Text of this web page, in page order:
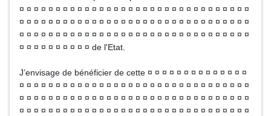
¤ ¤ ¤ ¤ ¤ ¤ ¤ ¤ ¤ ¤ ¤ ¤ ¤ ¤ ¤ ¤ ¤ ¤ ¤ ¤ ¤ ¤ ¤ ¤ ¤ ¤ ¤ ¤ ¤ ¤ ¤ ¤
¤ ¤ ¤ ¤ ¤ ¤ ¤ ¤ ¤ ¤ ¤ ¤ ¤ ¤ ¤ ¤ ¤ ¤ ¤ ¤ ¤ ¤ ¤ ¤ ¤ ¤ ¤ ¤ ¤ ¤ ¤ ¤
¤ ¤ ¤ ¤ ¤ ¤ ¤ ¤ ¤ ¤ ¤ ¤ ¤ ¤ ¤ ¤ ¤ ¤ ¤ ¤ ¤ ¤ ¤ ¤ ¤ ¤ ¤ ¤ ¤ ¤ ¤ ¤
¤ ¤ ¤ ¤ ¤ ¤ ¤ ¤ ¤ ¤ de l'Etat.
J’envisage de bénéficier de cette ¤ ¤ ¤ ¤ ¤ ¤ ¤ ¤ ¤ ¤ ¤ ¤ ¤ ¤
¤ ¤ ¤ ¤ ¤ ¤ ¤ ¤ ¤ ¤ ¤ ¤ ¤ ¤ ¤ ¤ ¤ ¤ ¤ ¤ ¤ ¤ ¤ ¤ ¤ ¤ ¤ ¤ ¤ ¤ ¤ ¤
¤ ¤ ¤ ¤ ¤ ¤ ¤ ¤ ¤ ¤ ¤ ¤ ¤ ¤ ¤ ¤ ¤ ¤ ¤ ¤ ¤ ¤ ¤ ¤ ¤ ¤ ¤ ¤ ¤ ¤ ¤ ¤
¤ ¤ ¤ ¤ ¤ ¤ ¤ ¤ ¤ ¤ ¤ ¤ ¤ ¤ ¤ ¤ ¤ ¤ ¤ ¤ ¤ ¤ ¤ ¤ ¤ ¤ ¤ ¤ ¤ ¤ ¤ ¤